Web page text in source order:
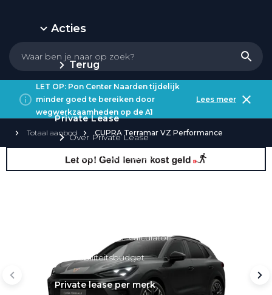
Acties
Terug
Private Lease
Over Private Lease
Private Lease aanbod
Private Lease calculator
Mobiliteitsbudget
Private lease per merk
LET OP: Pon Center Naarden tijdelijk
minder goed te bereiken door
wegwerkzaamheden op de A1
Lees meer
Totaal aanbod CUPRA Terramar VZ Performance